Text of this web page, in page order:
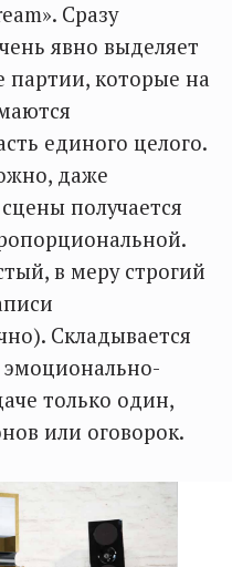
Сразу
явно выделяет
партии, которые на
единого целого.
даже
получается
в меру строгий
Складывается
эмоционально-
только один,
или оговорок.